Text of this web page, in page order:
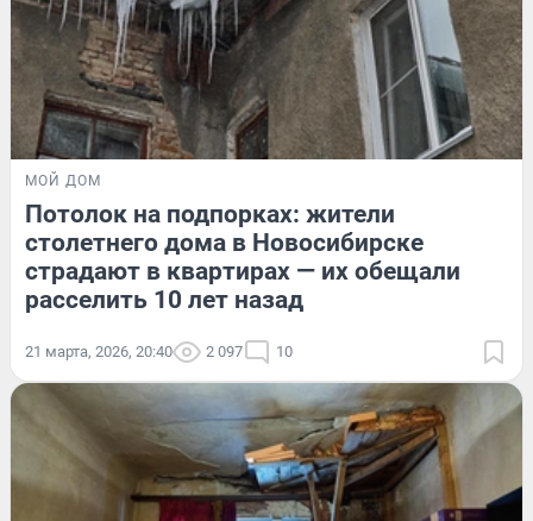
МОЙ ДОМ
Потолок на подпорках: жители
столетнего дома в Новосибирске
страдают в квартирах — их обещали
расселить 10 лет назад
21 марта, 2026, 20:40 2 097 10